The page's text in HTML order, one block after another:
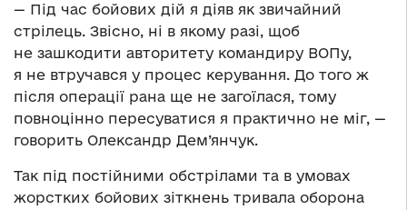
— Під час бойових дій я діяв як звичайний
стрілець. Звісно, ні в якому разі, щоб
не зашкодити авторитету командиру ВОПу,
я не втручався у процес керування. До того ж
після операції рана ще не загоїлася, тому
повноцінно пересуватися я практично не міг, —
говорить Олександр Дем’янчук.
Так під постійними обстрілами та в умовах
жорстких бойових зіткнень тривала оборона